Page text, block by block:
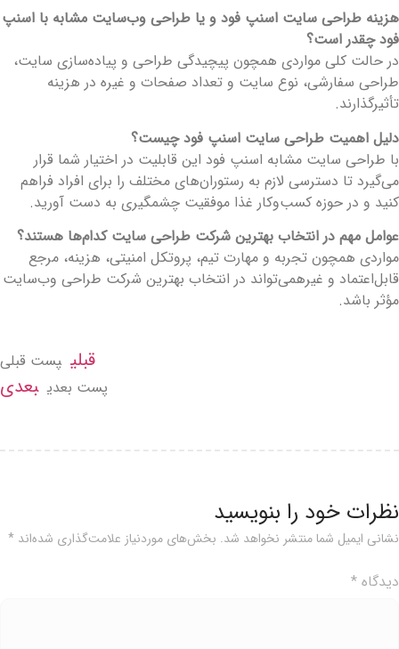
هزینه طراحی سایت اسنپ فود و یا طراحی وب‌سایت مشابه با اسنپ
فود چقدر است؟
در حالت کلی مواردی همچون پیچیدگی طراحی و پیاده‌سازی سایت،
طراحی سفارشی، نوع سایت و تعداد صفحات و غیره در هزینه
تأثیرگذارند.
دلیل اهمیت طراحی سایت اسنپ فود چیست؟
با طراحی سایت مشابه اسنپ فود این قابلیت در اختیار شما قرار
می‌گیرد تا دسترسی لازم به رستوران‌های مختلف را برای افراد فراهم
کنید و در حوزه کسب‌وکار غذا موفقیت چشمگیری به دست آورید.
عوامل مهم در انتخاب بهترین شرکت طراحی سایت کدام‌ها هستند؟
مواردی همچون تجربه و مهارت تیم، پروتکل امنیتی، هزینه، مرجع
قابل‌اعتماد و غیرهمی‌تواند در انتخاب بهترین شرکت طراحی وب‌سایت
مؤثر باشد.
قبلی پست قبلی
پست بعدی بعدی
نظرات خود را بنویسید
نشانی ایمیل شما منتشر نخواهد شد. بخش‌های موردنیاز علامت‌گذاری شده‌اند *
دیدگاه *